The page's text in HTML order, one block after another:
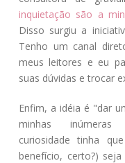
inquietação são a
Disso surgiu a
Tenho um canal
meus leitores e eu
suas dúvidas e trocar
Enfim, a idéia é "dar
minhas inúmeras
curiosidade tinha
benefício, certo?)